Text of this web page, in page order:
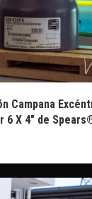
Campana
6 X 4″ de